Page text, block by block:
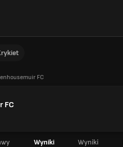
FC
FC
Wyniki Wyniki